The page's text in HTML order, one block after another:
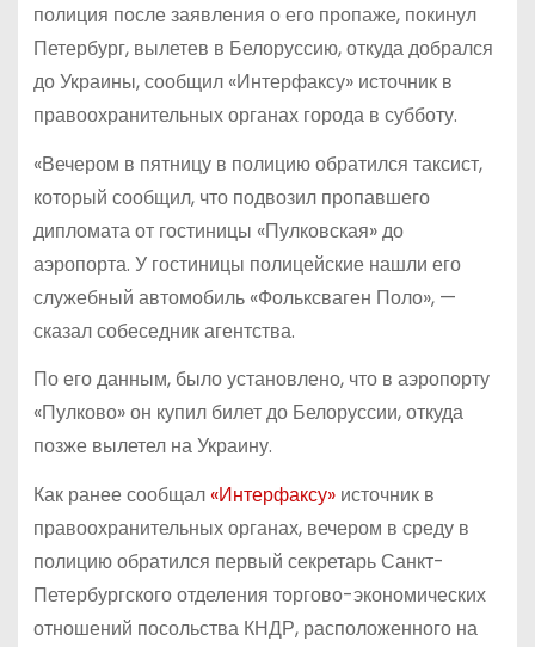
полиция после заявления о его пропаже, покинул
Петербург, вылетев в Белоруссию, откуда добрался
до Украины, сообщил «Интерфаксу» источник в
правоохранительных органах города в субботу.
«Вечером в пятницу в полицию обратился таксист,
который сообщил, что подвозил пропавшего
дипломата от гостиницы «Пулковская» до
аэропорта. У гостиницы полицейские нашли его
служебный автомобиль «Фольксваген Поло», —
сказал собеседник агентства.
По его данным, было установлено, что в аэропорту
«Пулково» он купил билет до Белоруссии, откуда
позже вылетел на Украину.
Как ранее сообщал «Интерфаксу»источник в
правоохранительных органах, вечером в среду в
полицию обратился первый секретарь Санкт-
Петербургского отделения торгово-экономических
отношений посольства КНДР, расположенного на